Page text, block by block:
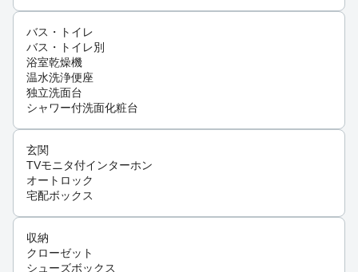
バス・トイレ
バス・トイレ別
浴室乾燥機
温水洗浄便座
独立洗面台
シャワー付洗面化粧台
玄関
TVモニタ付インターホン
オートロック
宅配ボックス
収納
クローゼット
シューズボックス